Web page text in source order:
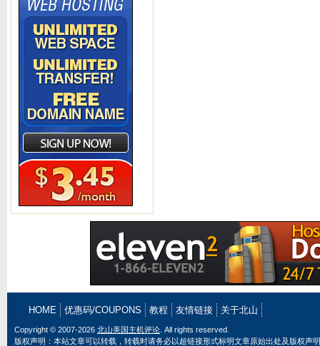
HOME 优惠码/COUPONS 教程 友情链接 关于北山
Copyright © 2007-2026 北山美国主机评论 . All rights reserved.
版权声明：本站文章可以转载，转载时请务必以超链接形式标明文章原始出处及版权声